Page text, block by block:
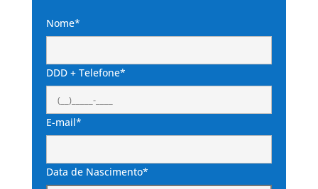
Nome*
DDD + Telefone*
E-mail*
Data de Nascimento*